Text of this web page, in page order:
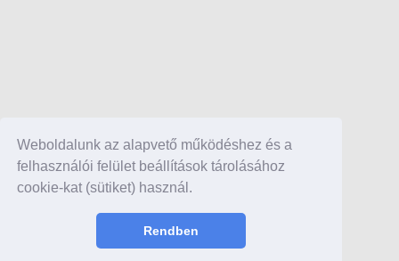
Weboldalunk az alapvető működéshez és a
felhasználói felület beállítások tárolásához
cookie-kat (sütiket) használ.
Rendben